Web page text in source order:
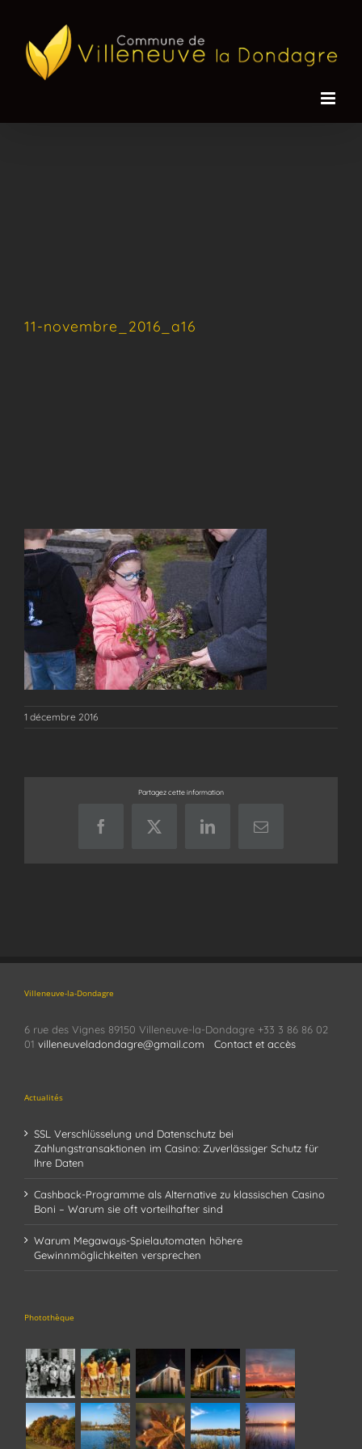
11-novembre_2016_a16
1 décembre 2016
Partagez cette information
FacebookX LinkedInEmail
Villeneuve-la-Dondagre
6 rue des Vignes 89150 Villeneuve-la-Dondagre +33 3 86 86 02
01 villeneuveladondagre@gmail.com Contact et accès
Actualités
SSL Verschlüsselung und Datenschutz bei
Zahlungstransaktionen im Casino: Zuverlässiger Schutz für
Ihre Daten
Cashback-Programme als Alternative zu klassischen Casino
Boni – Warum sie oft vorteilhafter sind
Warum Megaways-Spielautomaten höhere
Gewinnmöglichkeiten versprechen
Photothèque